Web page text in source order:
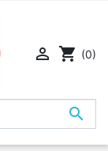

 shopping_cart (0)